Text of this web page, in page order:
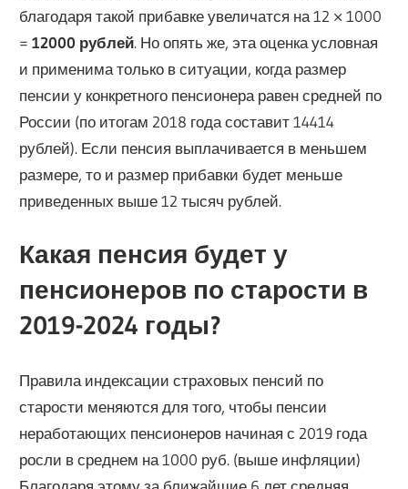
благодаря такой прибавке увеличатся на 12 × 1000
=12000 рублей. Но опять же, эта оценка условная
и применима только в ситуации, когда размер
пенсии у конкретного пенсионера равен средней по
России (по итогам 2018 года составит 14414
рублей). Если пенсия выплачивается в меньшем
размере, то и размер прибавки будет меньше
приведенных выше 12 тысяч рублей.
Какая пенсия будет у
пенсионеров по старости в
2019-2024 годы?
Правила индексации страховых пенсий по
старости меняются для того, чтобы пенсии
неработающих пенсионеров начиная с 2019 года
росли в среднем на 1000 руб. (выше инфляции)